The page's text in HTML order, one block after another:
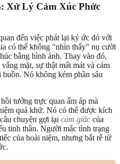
Xử Lý Cảm Xúc Phức
đến việc phát lại ký ức đó với
có thể không "nhìn thấy" nụ cười
bằng hình ảnh. Thay vào đó,
mặt, sự thật mất mát và cảm
Nó không kém phần sâu
tưởng trực quan ấm áp mà
quá khứ. Nó có thể được kích
chuyện gợi lại cảm giác của
tinh thần. Người mắc tình trạng
của hoài niệm, nhưng bắt rễ từ